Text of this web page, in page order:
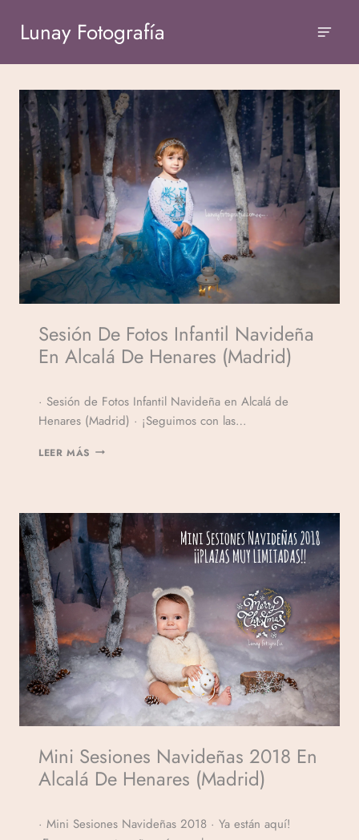
Lunay Fotografía
Sesión De Fotos Infantil Navideña
En Alcalá De Henares (Madrid)
Veronicamulio
· Sesión de Fotos Infantil Navideña en Alcalá de
Henares (Madrid) · ¡Seguimos con las…
LEER MÁS
Mini Sesiones Navideñas 2018 En
Alcalá De Henares (Madrid)
Veronicamulio
· Mini Sesiones Navideñas 2018 · Ya están aquí!